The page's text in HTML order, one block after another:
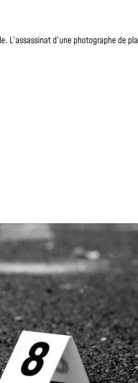
L’assassinat d’une photographe de